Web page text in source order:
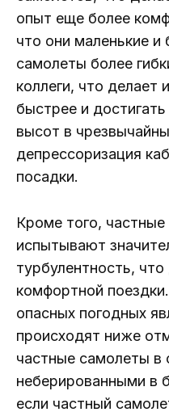
опыт еще более
что они маленькие
самолеты более
коллеги, что делает
быстрее и
высот в
депрессоризация
посадки.
Кроме того,
испытывают
турбулентность,
комфортной
опасных погодных
происходят ниже
частные самолеты в
неберированными в
если частный